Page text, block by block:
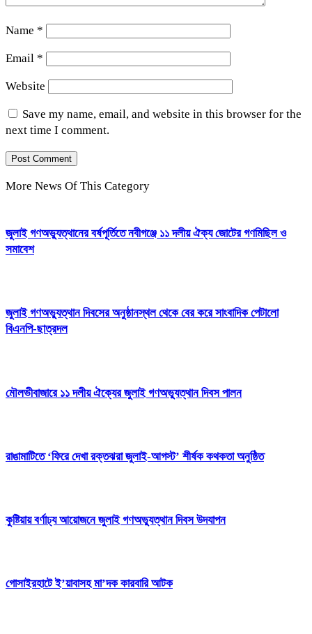
Name *
Email *
Website
Save my name, email, and website in this browser for the
next time I comment.
More News Of This Category
জুলাই গণঅভ্যুত্থানের বর্ষপূর্তিতে নবীগঞ্জে ১১ দলীয় ঐক্য জোটের গণমিছিল ও
সমাবেশ
জুলাই গণঅভ্যুত্থান দিবসের অনুষ্ঠানস্থল থেকে বের করে সাংবাদিক পেটালো
বিএনপি-ছাত্রদল
মৌলভীবাজারে ১১ দলীয় ঐক্যের জুলাই গণঅভ্যুত্থান দিবস পালন
রাঙামাটিতে ‘ফিরে দেখা রক্তঝরা জুলাই-আগস্ট’ শীর্ষক কথকতা অনুষ্ঠিত
কুষ্টিয়ায় বর্ণাঢ্য আয়োজনে জুলাই গণঅভ্যুত্থান দিবস উদযাপন
গোসাইরহাটে ই’য়াবাসহ মা’দক কারবারি আটক